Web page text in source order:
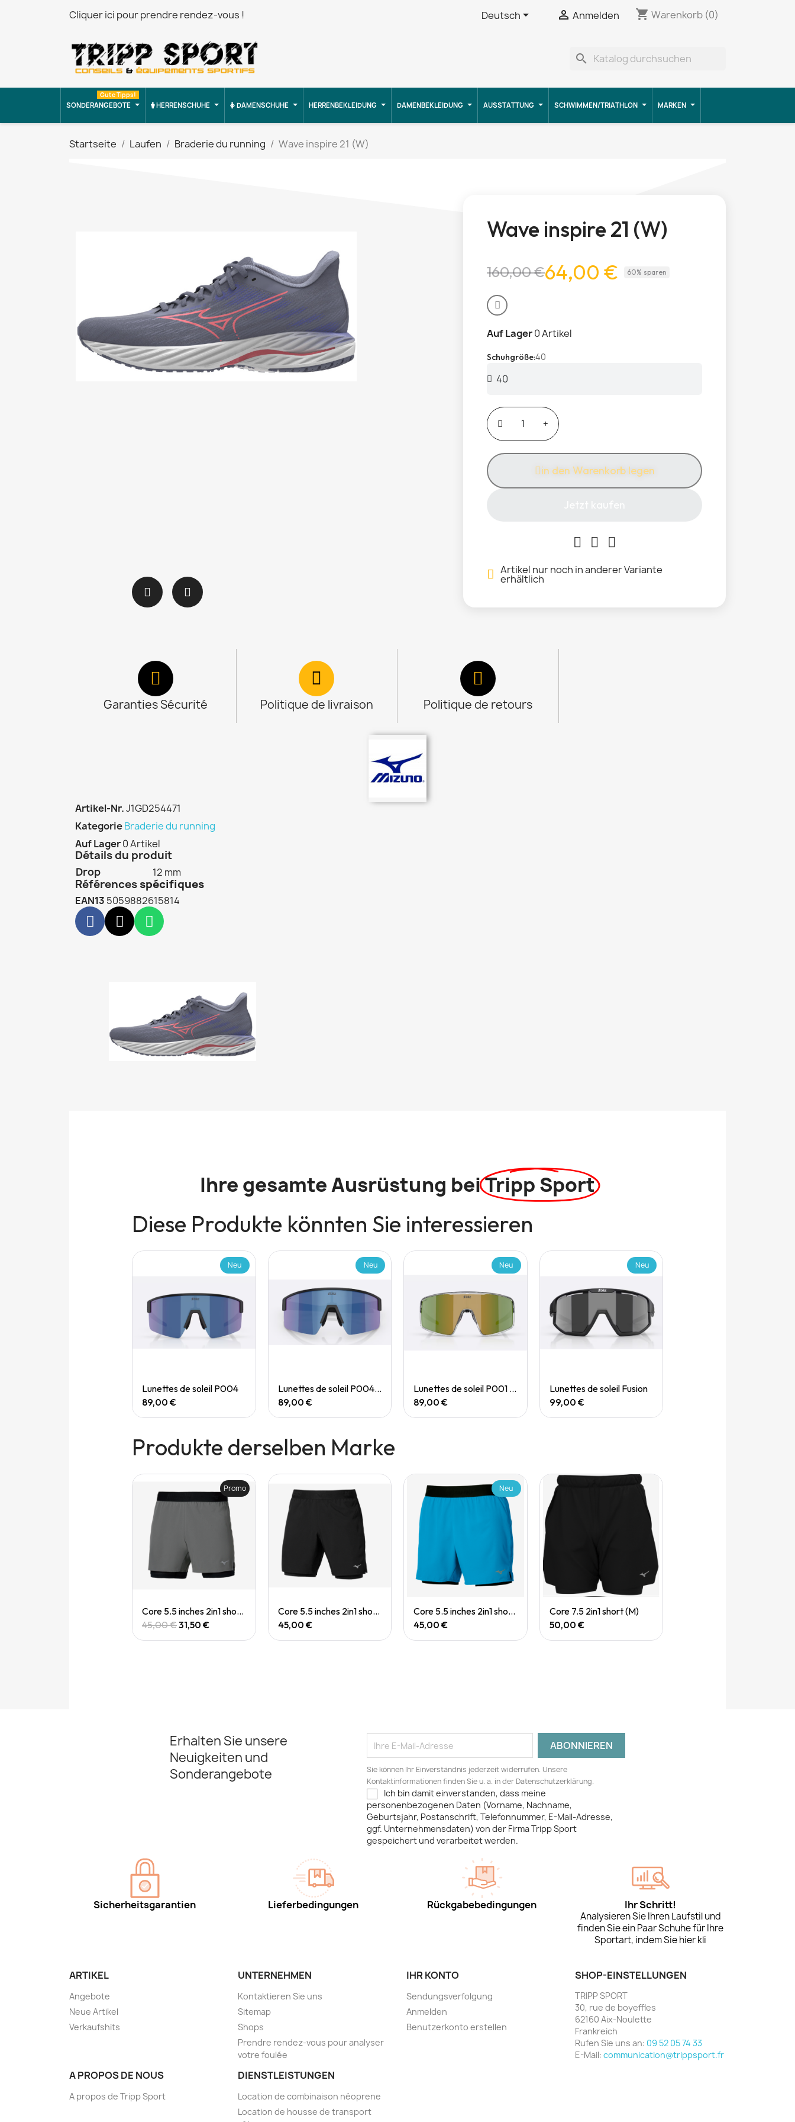
Cliquer ici pour prendre rendez-vous ! Deutsch  Anmelden shopping_cart Warenkorb (0)
search
SONDERANGEBOTE
Gute Tipps!
HERRENSCHUHE DAMENSCHUHE HERRENBEKLEIDUNG DAMENBEKLEIDUNG AUSSTATTUNG SCHWIMMEN/TRIATHLON MARKEN
Startseite Laufen Braderie du running Wave inspire 21 (W)
Wave inspire 21 (W)
160,00 €64,00 € 60% sparen
Auf Lager0 Artikel
Schuhgröße40
in den Warenkorb legen
Artikel nur noch in anderer Variante
erhältlich
Garanties Sécurité Politique de livraison Politique de retours
Artikel-Nr.J1GD254471
KategorieBraderie du running
Auf Lager0 Artikel
Détails du produit
Drop 12 mm
Références spécifiques
EAN13 5059882615814
Ihre gesamte Ausrüstung beiTripp Sport
Diese Produkte könnten Sie interessieren
Quick View
Neu
Lunettes de soleil P004
89,00 €
Quick View
Neu
Lunettes de soleil P004 Small
89,00 €
Quick View
Neu
Lunettes de soleil P001 Small
89,00 €
Quick View
Neu
Lunettes de soleil Fusion
99,00 €
Produkte derselben Marke
Quick View
Promo
Core 5.5 inches 2in1 short (M)
45,00 €31,50 €
Quick View
Core 5.5 inches 2in1 short (M)
45,00 €
Quick View
Neu
Core 5.5 inches 2in1 short (M)
45,00 €
Quick View
Core 7.5 2in1 short (M)
50,00 €
Erhalten Sie unsere
Neuigkeiten und
Sonderangebote
Sie können Ihr Einverständnis jederzeit widerrufen. Unsere
Kontaktinformationen finden Sie u. a. in der Datenschutzerklärung.
Ich bin damit einverstanden, dass meine
personenbezogenen Daten (Vorname, Nachname,
Geburtsjahr, Postanschrift, Telefonnummer, E-Mail-Adresse,
ggf. Unternehmensdaten) von der Firma Tripp Sport
gespeichert und verarbeitet werden.
Sicherheitsgarantien Lieferbedingungen Rückgabebedingungen Ihr Schritt!
Analysieren Sie Ihren Laufstil und
finden Sie ein Paar Schuhe für Ihre
Sportart, indem Sie hier kli
ARTIKEL
Angebote
Neue Artikel
Verkaufshits
UNTERNEHMEN
Kontaktieren Sie uns
Sitemap
Shops
Prendre rendez-vous pour analyser
votre foulée
A PROPOS DE NOUS
A propos de Tripp Sport
DIENSTLEISTUNGEN
Location de combinaison néoprene
Location de housse de transport
IHR KONTO
Sendungsverfolgung
Anmelden
Benutzerkonto erstellen
SHOP-EINSTELLUNGEN
TRIPP SPORT
30, rue de boyeffles
62160 Aix-Noulette
Frankreich
Rufen Sie uns an: 09 52 05 74 33
E-Mail: communication@trippsport.fr